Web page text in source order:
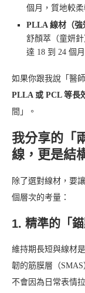
個月，質地較
PLLA 線材（強
舒顏萃（童妍
達 18 到 24 個
如果你跟我說「醫
PLLA 或 PCL 等長
間」。
我分享的「
線，更是結
除了選對線材，要
個層次的考量：
1. 精準的「
維持期長短與線材
韌的筋膜層（
不會因為日常表情